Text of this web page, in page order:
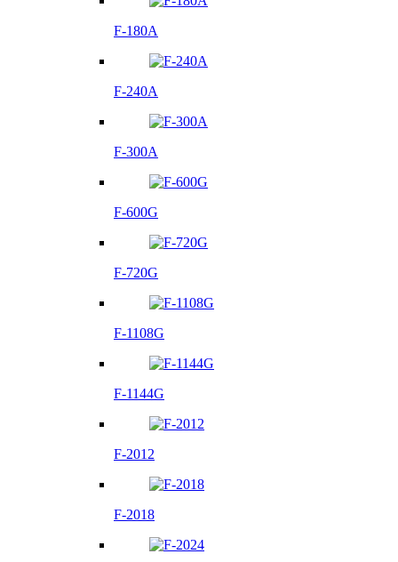
F-180A
F-240A
F-300A
F-600G
F-720G
F-1108G
F-1144G
F-2012
F-2018